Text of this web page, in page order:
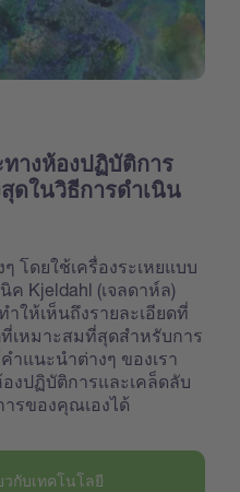
างห้องปฏิบัติการ
ดในวิธีการดำเนิน
โดยใช้เครื่องระเหยแบบ
Kjeldahl (เจลดาห์ล)
ให้เห็นถึงรายละเอียดที่
เหมาะสมที่สุดสำหรับการ
ำแนะนำต่างๆ ของเรา
งปฏิบัติการและเคล็ดลับ
ารของคุณเองได้
วกับเทคโนโลยี